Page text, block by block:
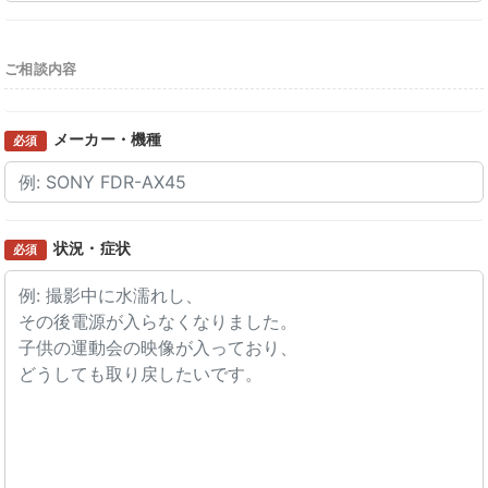
ご相談内容
必須 メーカー・機種
必須 状況・症状